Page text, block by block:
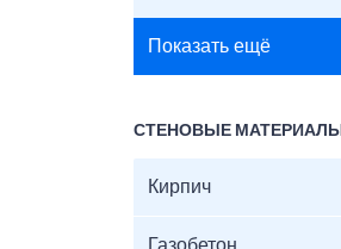
Показать ещё
СТЕНОВЫЕ МАТЕРИАЛЫ
Кирпич